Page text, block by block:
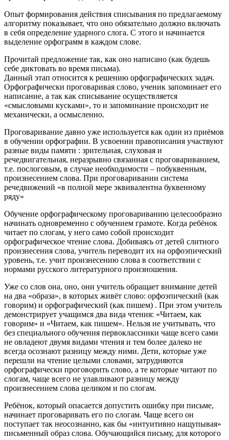
Опыт формирования действия списывания по предлагаемому
алгоритму показывает, что оно обязательно должно включать
в себя определение ударного слога. С этого и начинается
выделение орфограмм в каждом слове.
Прочитай предложение так, как оно написано (как будешь
себе диктовать во время письма).
Данный этап относится к решению орфографических задач.
Орфографически проговаривая слово, ученик запоминает его
написание, а так как списывание осуществляется
«смысловыми кусками», то и запоминание происходит не
механически, а осмысленно.
Проговаривание давно уже используется как один из приёмов
в обучении орфографии. В усвоении правописания участвуют
разные виды памяти : зрительная, слуховая и
речедвигательная, неразрывно связанная с проговариванием,
т.е. послоговым, в случае необходимости – побуквенным,
произнесением слова. При проговаривании система
речедвижений «в полной мере эквивалентна буквенному
ряду»
Обучение орфографическому проговариванию целесообразно
начинать одновременно с обучением грамоте. Когда ребёнок
читает по слогам, у него само собой происходит
орфографическое чтение слова. Добиваясь от детей слитного
произнесения слова, учитель переводит их на орфоэпический
уровень, т.е. учит произнесению слова в соответствии с
нормами русского литературного произношения.
Уже со слов она, оно, они учитель обращает внимание детей
на два «образа», в которых живёт слово: орфоэпический (как
говорим) и орфографический (как пишем) . При этом учитель
демонстрирует учащимся два вида чтения: «Читаем, как
говорим» и «Читаем, как пишем». Нельзя не учитывать, что
без специального обучения первоклассники чаще всего сами
не овладеют двумя видами чтения и тем более далеко не
всегда осознают разницу между ними. Дети, которые уже
перешли на чтение целыми словами, затрудняются
орфографически проговорить слово, а те которые читают по
слогам, чаще всего не улавливают разницу между
произнесением слова целиком и по слогам.
Ребёнок, который опасается допустить ошибку при письме,
начинает проговаривать его по слогам. Чаще всего он
поступает так неосознанно, как бы «интуитивно нащупывая»
письменный образ слова. Обучающийся письму, для которого